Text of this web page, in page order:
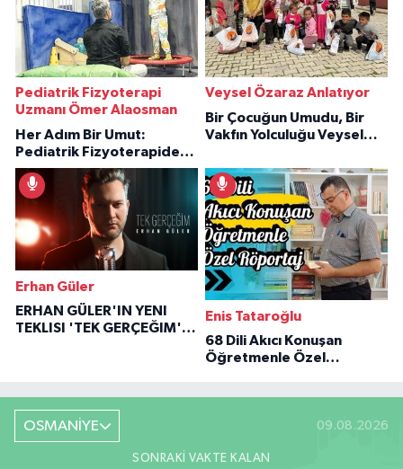
Pediatrik Fizyoterapi
Uzmanı Ömer Alaosman
Her Adım Bir Umut:
Pediatrik Fizyoterapiden
İlham Veren Hikâyeler
Veysel Özaraz Anlatıyor
Bir Çocuğun Umudu, Bir
Vakfın Yolculuğu Veysel
Erhan Güler
ERHAN GÜLER'IN YENI
TEKLISI 'TEK GERÇEĞIM'LE
Enis Tataroğlu
68 Dili Akıcı Konuşan
Öğretmenle Özel
OSMANİYE 09.08.2026
SONRAKI VAKTE KALAN